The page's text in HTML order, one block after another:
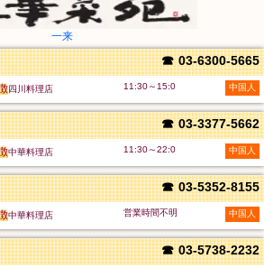
一来
☎ 03-6300-5665
四川料理店 11:30～15:0 中国人
☎ 03-3377-5662
中華料理店 11:30～22:0 中国人
☎ 03-5352-8155
中華料理店 営業時間不明 中国人
☎ 03-5738-2232